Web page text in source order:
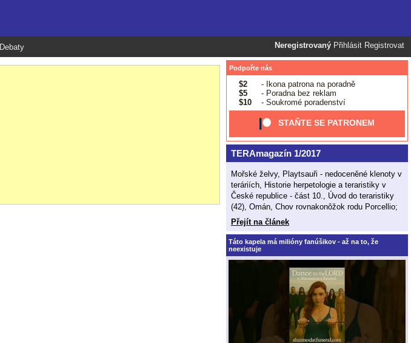
Neregistrovaný Přihlásit Registrovat
Debaty
Podpořte nás
$2
- Ikona patrona na poradně
$5
- Poradna bez reklam
$10
- Soukromé poradenství
STAŇTE SE PATRONEM
TERAmagazín 1/2017
Mořské želvy, Playtsauři - nedoceněné klenoty v
teráriích, Historie herpetologie a teraristiky v
České republice - část 10., Úvod do teraristiky
(42), Omán, Chov rovnakonôžok rodu Porcellio;
Přejít na článek
Táto kapela má milióny fanúšikov - až na to, že
neexistuje